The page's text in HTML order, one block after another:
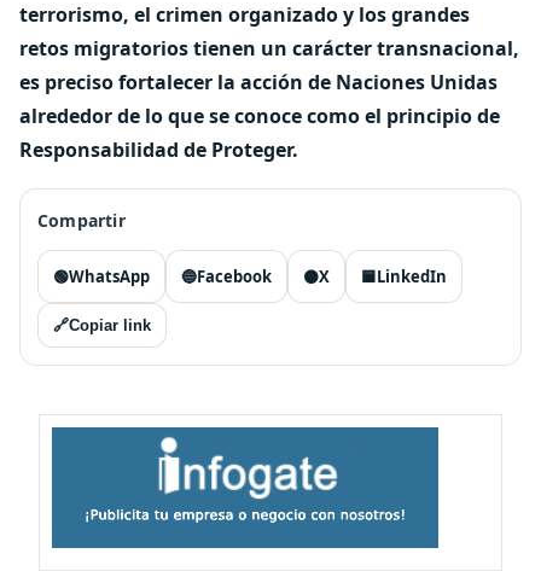
terrorismo, el crimen organizado y los grandes
retos migratorios tienen un carácter transnacional,
es preciso fortalecer la acción de Naciones Unidas
alrededor de lo que se conoce como el principio de
Responsabilidad de Proteger.
Compartir
🟢WhatsApp 🔵Facebook ⚫X 🟦LinkedIn
🔗Copiar link